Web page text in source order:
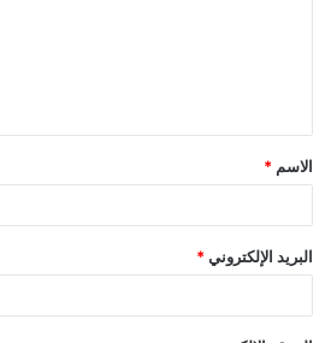
ق
*
الاسم *
البريد الإلكتروني *